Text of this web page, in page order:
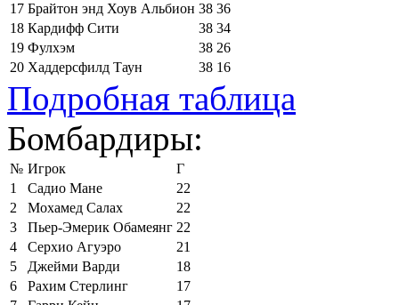
17 Брайтон энд Хоув Альбион 38 36
18 Кардифф Сити 38 34
19 Фулхэм 38 26
20 Хаддерсфилд Таун 38 16
Подробная таблица
Бомбардиры:
№ Игрок
Г
1
Садио Мане
22
2
Мохамед Салах
22
3
Пьер-Эмерик Обамеянг 22
4
Серхио Агуэро
21
5
Джейми Варди
18
6
Рахим Стерлинг
17